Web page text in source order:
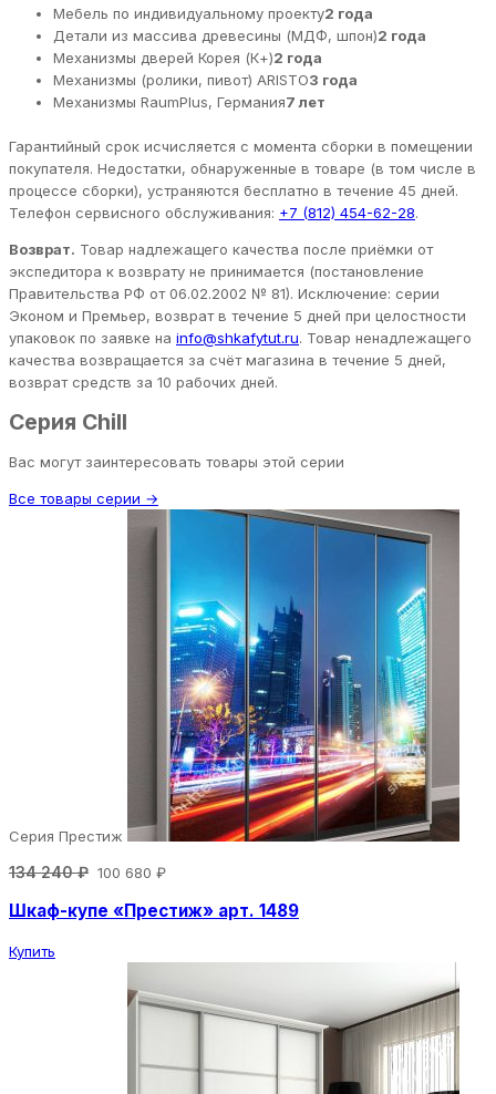
Мебель по индивидуальному проекту2 года
Детали из массива древесины (МДФ, шпон)2 года
Механизмы дверей Корея (К+)2 года
Механизмы (ролики, пивот) ARISTO3 года
Механизмы RaumPlus, Германия7 лет
Гарантийный срок исчисляется с момента сборки в помещении
покупателя. Недостатки, обнаруженные в товаре (в том числе в
процессе сборки), устраняются бесплатно в течение 45 дней.
Телефон сервисного обслуживания: +7 (812) 454-62-28.
Возврат. Товар надлежащего качества после приёмки от
экспедитора к возврату не принимается (постановление
Правительства РФ от 06.02.2002 № 81). Исключение: серии
Эконом и Премьер, возврат в течение 5 дней при целостности
упаковок по заявке на info@shkafytut.ru. Товар ненадлежащего
качества возвращается за счёт магазина в течение 5 дней,
возврат средств за 10 рабочих дней.
Серия Chill
Вас могут заинтересовать товары этой серии
Все товары серии →
Серия Престиж
134 240 ₽ 100 680 ₽
Шкаф-купе «Престиж» арт. 1489
Купить